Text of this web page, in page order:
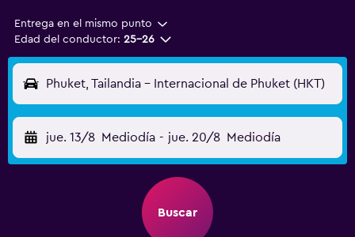
Entrega en el mismo punto
Edad del conductor: 25-26
Phuket, Tailandia - Internacional de Phuket (HKT)
jue. 13/8 Mediodía - jue. 20/8 Mediodía
Buscar